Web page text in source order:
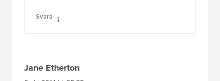
Svara
Jane Etherton